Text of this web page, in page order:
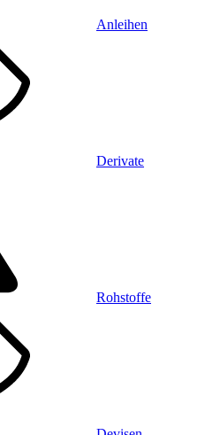
Anleihen
Derivate
Rohstoffe